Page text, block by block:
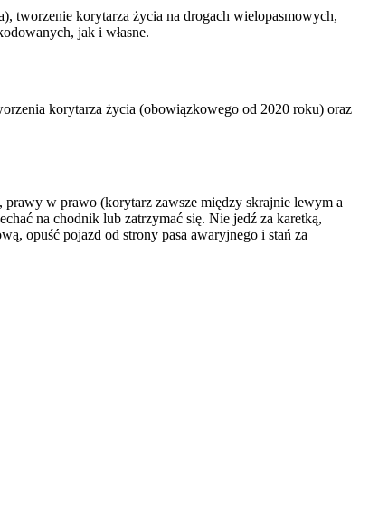
tworzenie korytarza życia na drogach wielopasmowych,
jak i własne.
korytarza życia (obowiązkowego od 2020 roku) oraz
w prawo (korytarz zawsze między skrajnie lewym a
na chodnik lub zatrzymać się. Nie jedź za karetką,
opuść pojazd od strony pasa awaryjnego i stań za